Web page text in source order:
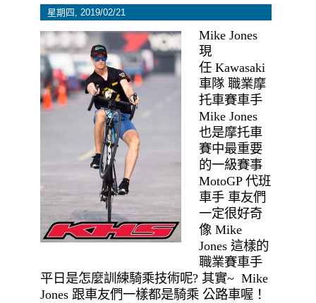
星期四, 2019/02/21
Mike Jones
現
任 Kawasaki
車隊 職業摩
托車賽車手
Mike Jones
也是摩托車
賽中最重要
的一級賽事
MotoGP 代班
車手 車友們
一定很好奇
像 Mike
Jones 這樣的
職業賽車手
平日是怎麼訓練騎乘技術呢? 其實~ Mike
Jones 跟車友們一樣都是騎乘 公路車喔！